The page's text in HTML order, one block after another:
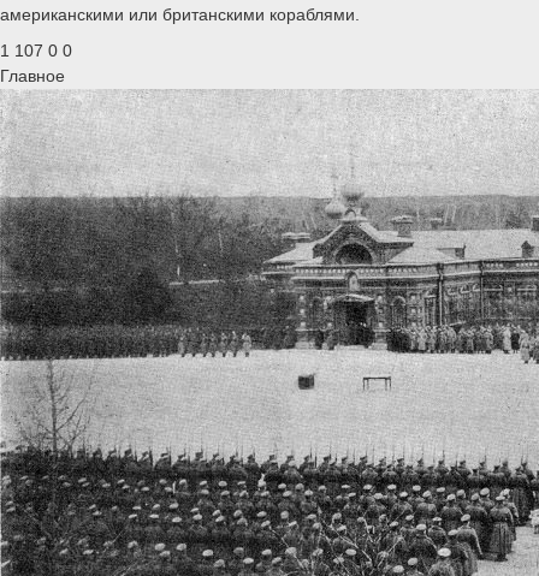
американскими или британскими кораблями.
1 107 0 0
Главное